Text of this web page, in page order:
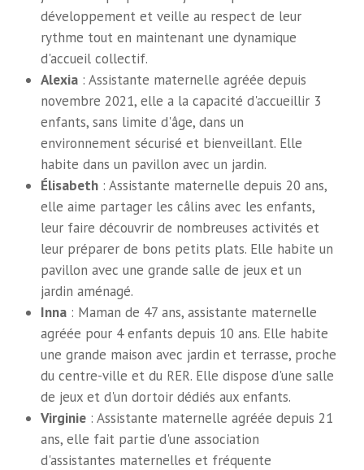
développement et veille au respect de leur
rythme tout en maintenant une dynamique
d'accueil collectif.
Alexia : Assistante maternelle agréée depuis
novembre 2021, elle a la capacité d'accueillir 3
enfants, sans limite d'âge, dans un
environnement sécurisé et bienveillant. Elle
habite dans un pavillon avec un jardin.
Élisabeth : Assistante maternelle depuis 20 ans,
elle aime partager les câlins avec les enfants,
leur faire découvrir de nombreuses activités et
leur préparer de bons petits plats. Elle habite un
pavillon avec une grande salle de jeux et un
jardin aménagé.
Inna : Maman de 47 ans, assistante maternelle
agréée pour 4 enfants depuis 10 ans. Elle habite
une grande maison avec jardin et terrasse, proche
du centre-ville et du RER. Elle dispose d'une salle
de jeux et d'un dortoir dédiés aux enfants.
Virginie : Assistante maternelle agréée depuis 21
ans, elle fait partie d'une association
d'assistantes maternelles et fréquente